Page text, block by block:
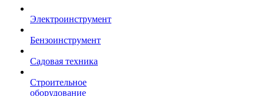
Электроинструмент
Бензоинструмент
Садовая техника
Строительное
оборудование